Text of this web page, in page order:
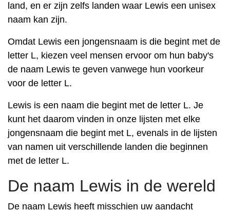
land, en er zijn zelfs landen waar Lewis een unisex
naam kan zijn.
Omdat Lewis een jongensnaam is die begint met de
letter L, kiezen veel mensen ervoor om hun baby's
de naam Lewis te geven vanwege hun voorkeur
voor de letter L.
Lewis is een naam die begint met de letter L. Je
kunt het daarom vinden in onze lijsten met elke
jongensnaam die begint met L, evenals in de lijsten
van namen uit verschillende landen die beginnen
met de letter L.
De naam Lewis in de wereld
De naam Lewis heeft misschien uw aandacht